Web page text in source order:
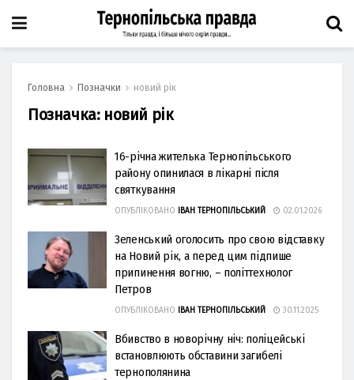
Головна Позначки новий рік
Позначка: новий рік
16-річна жителька Тернопільського
району опинилася в лікарні після
святкування
ОПУБЛІКОВАНО ІВАН ТЕРНОПІЛЬСЬКИЙ 02.01.2026
Зеленський оголосить про свою відставку
на Новий рік, а перед цим підпише
припинення вогню, – політтехнолог
Петров
ОПУБЛІКОВАНО ІВАН ТЕРНОПІЛЬСЬКИЙ 30.11.2025
Вбивство в новорічну ніч: поліцейські
встановлюють обставини загибелі
тернополянина